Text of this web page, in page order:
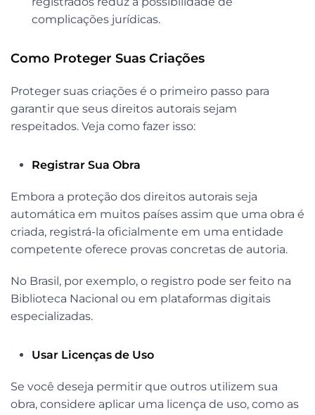
complicações jurídicas.
Como Proteger Suas Criações
Proteger suas criações é o primeiro passo para
garantir que seus direitos autorais sejam
respeitados. Veja como fazer isso:
Registrar Sua Obra
Embora a proteção dos direitos autorais seja
automática em muitos países assim que uma obra é
criada, registrá-la oficialmente em uma entidade
competente oferece provas concretas de autoria.
No Brasil, por exemplo, o registro pode ser feito na
Biblioteca Nacional ou em plataformas digitais
especializadas.
Usar Licenças de Uso
Se você deseja permitir que outros utilizem sua
obra, considere aplicar uma licença de uso, como as